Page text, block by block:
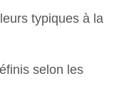
typiques à la
selon les